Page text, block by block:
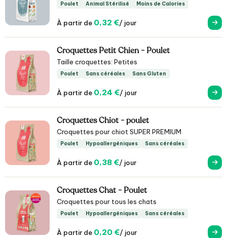
Poulet Animal Stérilisé Moins de Calories
À partir de 0,32 €/ jour
Croquettes Petit Chien - Poulet
Taille croquettes: Petites
Poulet Sans céréales Sans Gluten
À partir de 0,24 €/ jour
Croquettes Chiot - poulet
Croquettes pour chiot SUPER PREMIUM
Poulet Hypoallergéniques Sans céréales
À partir de 0,38 €/ jour
Croquettes Chat - Poulet
Croquettes pour tous les chats
Poulet Hypoallergéniques Sans céréales
À partir de 0,20 €/ jour